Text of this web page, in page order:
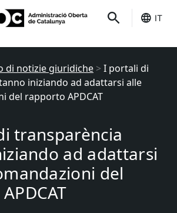
IT
di notizie giuridiche >I portali di
iniziando ad adattarsi alle
del rapporto APDCAT
transparència
ad adattarsi
del